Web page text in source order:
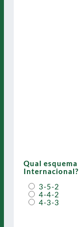
Qual
Internacional?
3-5-2
4-4-2
4-3-3